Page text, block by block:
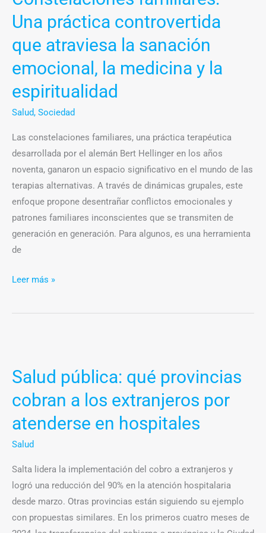
Una práctica controvertida
que atraviesa la sanación
emocional, la medicina y la
espiritualidad
Salud, Sociedad
Las constelaciones familiares, una práctica terapéutica
desarrollada por el alemán Bert Hellinger en los años
noventa, ganaron un espacio significativo en el mundo de las
terapias alternativas. A través de dinámicas grupales, este
enfoque propone desentrañar conflictos emocionales y
patrones familiares inconscientes que se transmiten de
generación en generación. Para algunos, es una herramienta
de
Leer más »
Salud pública: qué provincias
cobran a los extranjeros por
atenderse en hospitales
Salud
Salta lidera la implementación del cobro a extranjeros y
logró una reducción del 90% en la atención hospitalaria
desde marzo. Otras provincias están siguiendo su ejemplo
con propuestas similares. En los primeros cuatro meses de
qué
provincias
cobran
a
los
por
atenderse
en
hospitales